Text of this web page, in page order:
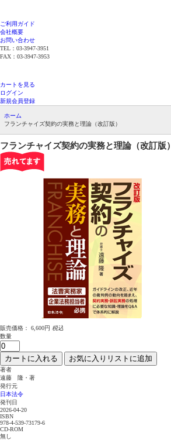
ご利用ガイド
会社概要
お問い合わせ
TEL：03-3947-3951
FAX：03-3947-3953
カートを見る
ログイン
新規会員登録
ホーム
フランチャイズ契約の実務と理論（改訂版）
フランチャイズ契約の実務と理論（改訂版）
販売価格： 6,600円 税込
数量
カートに入れる お気に入りリストに追加
著者
遠藤 隆・著
発行元
日本法令
発刊日
2026-04-20
ISBN
978-4-539-73179-6
CD-ROM
無し